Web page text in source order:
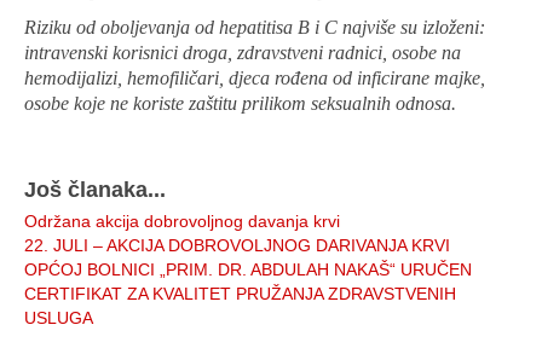
Riziku od oboljevanja od hepatitisa B i C najviše su izloženi:
intravenski korisnici droga, zdravstveni radnici, osobe na
hemodijalizi, hemofiličari, djeca rođena od inficirane majke,
osobe koje ne koriste zaštitu prilikom seksualnih odnosa.
Još članaka...
Održana akcija dobrovoljnog davanja krvi
22. JULI – AKCIJA DOBROVOLJNOG DARIVANJA KRVI
OPĆOJ BOLNICI „PRIM. DR. ABDULAH NAKAŠ“ URUČEN
CERTIFIKAT ZA KVALITET PRUŽANJA ZDRAVSTVENIH
USLUGA